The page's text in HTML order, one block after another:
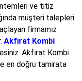
ve titiz
müşteri talepleri
firmamız
Akfırat Kombi
Akfırat Kombi
en doğru tamirata